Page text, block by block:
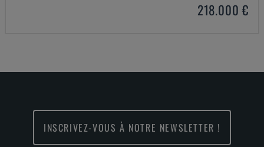
218.000 €
INSCRIVEZ-VOUS À NOTRE NEWSLETTER !